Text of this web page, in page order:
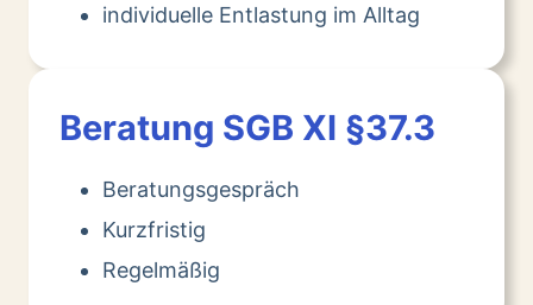
individuelle Entlastung im Alltag
Beratung SGB XI §37.3
Beratungsgespräch
Kurzfristig
Regelmäßig